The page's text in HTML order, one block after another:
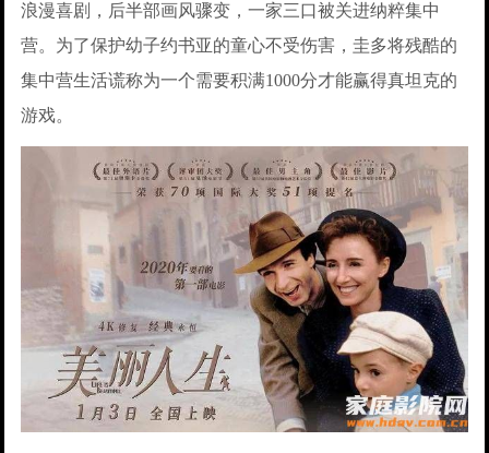
浪漫喜剧，后半部画风骤变，一家三口被关进纳粹集中
营。为了保护幼子约书亚的童心不受伤害，圭多将残酷的
集中营生活谎称为一个需要积满1000分才能赢得真坦克的
游戏。